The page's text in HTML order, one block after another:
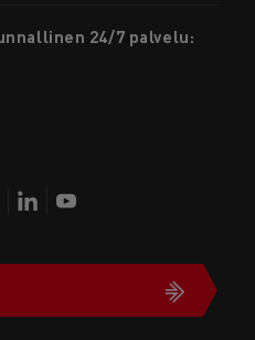
24/7 palvelu: